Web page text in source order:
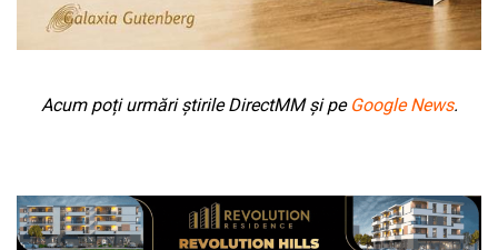
Acum poți urmări știrile DirectMM și pe Google News.